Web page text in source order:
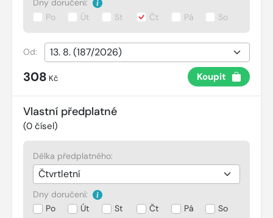
Po
Út St Čt Pá So
Od:
308 Kč Koupit
Vlastní předplatné
(0 čísel)
Délka předplatného:
Dny doručení:
Po
Út St Čt Pá So